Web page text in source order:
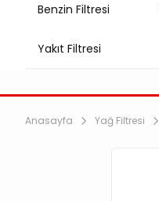
Benzin Filtresi
Yakıt Filtresi
Anasayfa Yağ Filtresi